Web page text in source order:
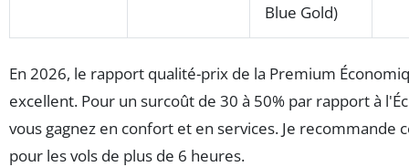
Blue Gold)
En 2026, le rapport qualité-prix de la Premium
excellent. Pour un surcoût de 30 à 50% par rapport à
vous gagnez en confort et en services. Je recommande
pour les vols de plus de 6 heures.